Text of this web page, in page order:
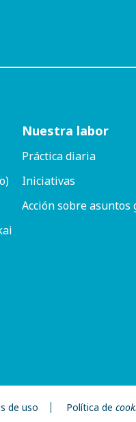
Nuestra labor
Práctica diaria
Iniciativas
Acción sobre asuntos
de uso Política de